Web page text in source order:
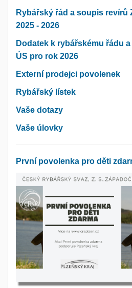
Rybářský řád a soupis revírů
2025 - 2026
Dodatek k rybářskému řádu
ÚS pro rok 2026
Externí prodejci povolenek
Rybářský lístek
Vaše dotazy
Vaše úlovky
První povolenka pro děti